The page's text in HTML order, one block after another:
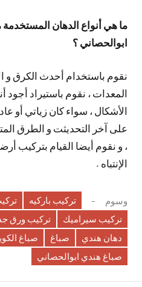
ما هي أنواع الدهان
ابوالحصاني ؟
نقوم باستخدام أحدث الكرق و
المعدات ، نقوم باستيراد أجود
الأشكال ، سواء كان زياتي أو
على آخر التحديثت و الطرق
، و نقوم أيضا القيام بتركيب
الإنتباه .
وسوم تركيب باركيه
تركيب سيراميك
تركيب ورق
دهان هندي
صباغ صباغ
صباغ هندي ابوالحصاني